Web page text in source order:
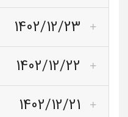
1402/12/23
1402/12/22
1402/12/21